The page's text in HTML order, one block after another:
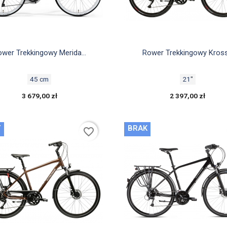
Szybki podgląd
Trekkingowy Merida...
45 cm
3 679,00 zł
Szybki podgląd
Rower Trekkingowy
21"
2 397,00 zł
favorite_border BRAK